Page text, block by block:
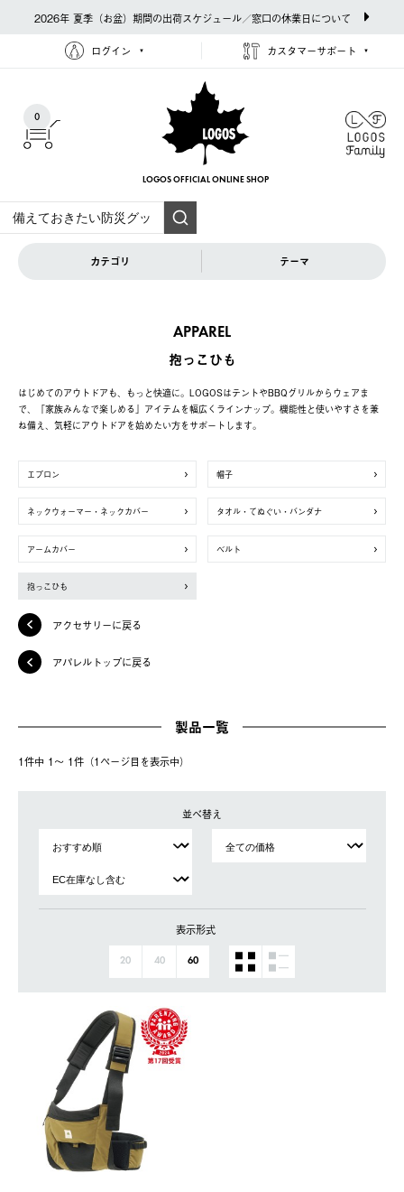
2026年 夏季（お盆）期間の出荷スケジュール／窓口の休業日について
ログイン カスタマーサポート
0
LOGOS OFFICIAL ONLINE SHOP
カテゴリ テーマ
APPAREL
抱っこひも
はじめてのアウトドアも、もっと快適に。LOGOSはテントやBBQグリルからウェアま
で、「家族みんなで楽しめる」アイテムを幅広くラインナップ。機能性と使いやすさを兼
ね備え、気軽にアウトドアを始めたい方をサポートします。
エプロン 帽子
ネックウォーマー・ネックカバー タオル・てぬぐい・バンダナ
アームカバー ベルト
抱っこひも
アクセサリーに戻る
アパレルトップに戻る
製品一覧
1件中 1〜 1件（1ページ⽬を表⽰中）
並べ替え
表示形式
20 40 60